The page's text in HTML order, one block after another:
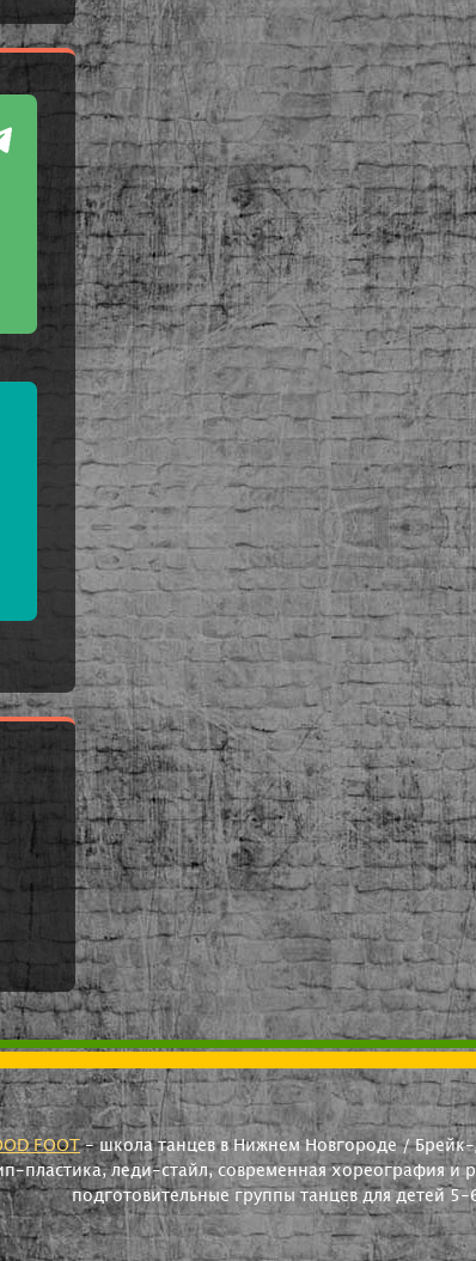
FOOT- школа танцев в Нижнем Новгороде /
пластика, леди-стайл, современная хореография и
подготовительные группы танцев для детей